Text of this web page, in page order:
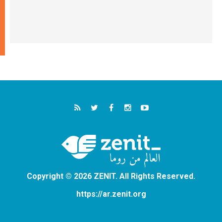
Copyright © 2026 ZENIT. All Rights Reserved.
https://ar.zenit.org